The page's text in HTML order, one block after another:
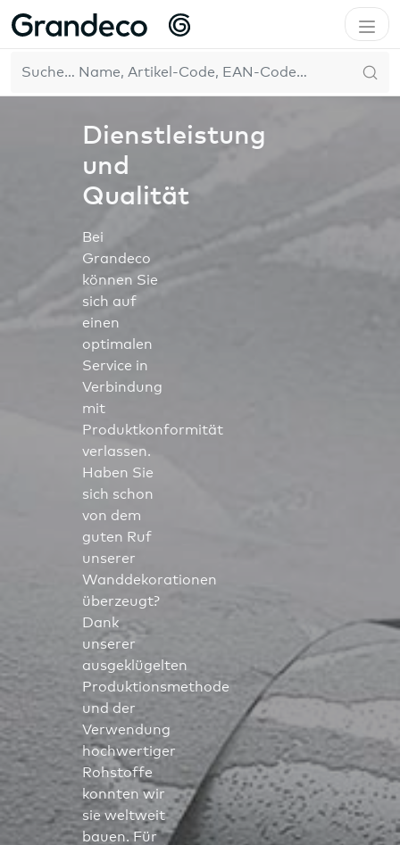
Home Das Unternehmen Dienstleistung und Qualität
Dienstleistung
und
Qualität
Bei
Grandeco
können Sie
sich auf
einen
optimalen
Service in
Verbindung
mit
Produktkonformität
verlassen.
Haben Sie
sich schon
von dem
guten Ruf
unserer
Wanddekorationen
überzeugt?
Dank
unserer
ausgeklügelten
Produktionsmethode
und der
Verwendung
hochwertiger
Rohstoffe
konnten wir
sie weltweit
bauen. Für